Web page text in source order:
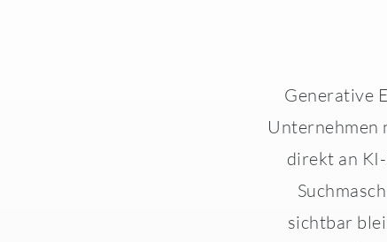
Generative
Unternehmen
direkt an
sichtbar